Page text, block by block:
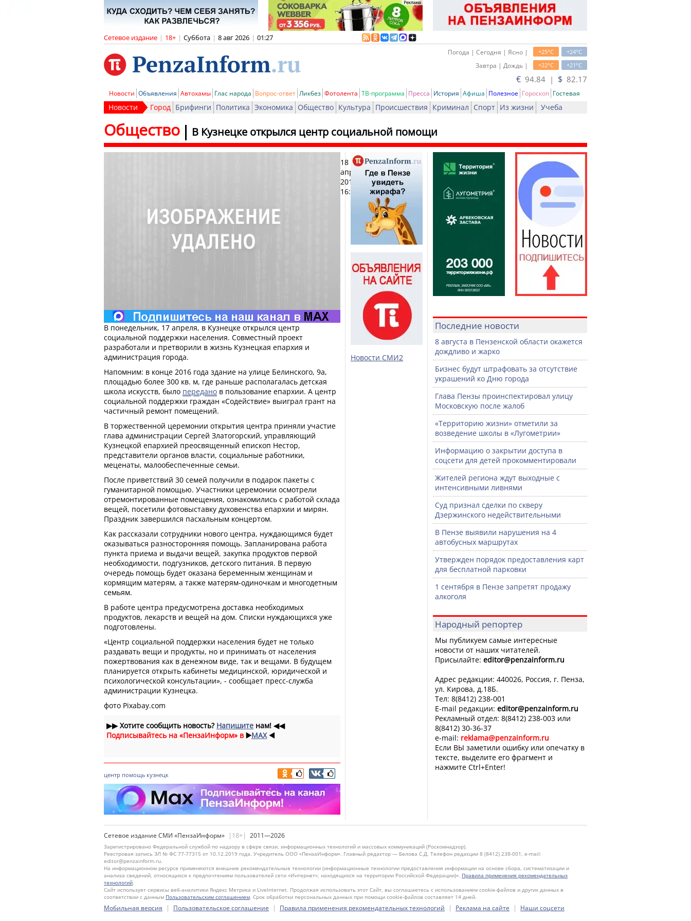
Сетевое издание | 18+ | Суббота | 8 авг 2026 | 01:27
+24oC
+25oC
Погода | Сегодня | Ясно |
+21oC
+22oC
Завтра | Дождь |
€ 94.84 | $ 82.17
Новости Объявления Автохамы Глас народа Вопрос-ответ Ликбез Фотолента ТВ-программа Пресса История Афиша Полезное Гороскоп Гостевая
Новости Город Брифинги Политика Экономика Общество Культура Происшествия Криминал Спорт Из жизни Учеба
В Кузнецке открылся центр социальной помощи
Общество
18
апреля
2017,
16:10
Печать
В понедельник, 17 апреля, в Кузнецке открылся центр
социальной поддержки населения. Совместный проект
разработали и претворили в жизнь Кузнецкая епархия и
администрация города.
Напомним: в конце 2016 года здание на улице Белинского, 9а,
площадью более 300 кв. м, где раньше располагалась детская
школа искусств, было передано в пользование епархии. А центр
социальной поддержки граждан «Содействие» выиграл грант на
частичный ремонт помещений.
В торжественной церемонии открытия центра приняли участие
глава администрации Сергей Златогорский, управляющий
Кузнецкой епархией преосвященный епископ Нестор,
представители органов власти, социальные работники,
меценаты, малообеспеченные семьи.
После приветствий 30 семей получили в подарок пакеты с
гуманитарной помощью. Участники церемонии осмотрели
отремонтированные помещения, ознакомились с работой склада
вещей, посетили фотовыставку духовенства епархии и мирян.
Праздник завершился пасхальным концертом.
Как рассказали сотрудники нового центра, нуждающимся будет
оказываться разносторонняя помощь. Запланирована работа
пункта приема и выдачи вещей, закупка продуктов первой
необходимости, подгузников, детского питания. В первую
очередь помощь будет оказана беременным женщинам и
кормящим матерям, а также матерям-одиночкам и многодетным
семьям.
В работе центра предусмотрена доставка необходимых
продуктов, лекарств и вещей на дом. Списки нуждающихся уже
подготовлены.
«Центр социальной поддержки населения будет не только
раздавать вещи и продукты, но и принимать от населения
пожертвования как в денежном виде, так и вещами. В будущем
планируется открыть кабинеты медицинской, юридической и
психологической консультации», - сообщает пресс-служба
администрации Кузнецка.
фото Pixabay.com
▶▶Хотите сообщить новость? Напишите нам! ◀◀
Подписывайтесь на «ПензаИнформ» в ▶️MAX ◀️
центр помощь кузнецк
Новости СМИ2
Последние новости
8 августа в Пензенской области окажется
дождливо и жарко
Бизнес будут штрафовать за отсутствие
украшений ко Дню города
Глава Пензы проинспектировал улицу
Московскую после жалоб
«Территорию жизни» отметили за
возведение школы в «Лугометрии»
Информацию о закрытии доступа в
соцсети для детей прокомментировали
Жителей региона ждут выходные с
интенсивными ливнями
Суд признал сделки по скверу
Дзержинского недействительными
В Пензе выявили нарушения на 4
автобусных маршрутах
Утвержден порядок предоставления карт
для бесплатной парковки
1 сентября в Пензе запретят продажу
алкоголя
Народный репортер
Мы публикуем самые интересные
новости от наших читателей.
Присылайте: editor@penzainform.ru
Адрес редакции: 440026, Россия, г. Пенза,
ул. Кирова, д.18Б.
Тел: 8(8412) 238-001
E-mail редакции: editor@penzainform.ru
Рекламный отдел: 8(8412) 238-003 или
8(8412) 30-36-37
e-mail: reklama@penzainform.ru
Если ВЫ заметили ошибку или опечатку в
тексте, выделите его фрагмент и
нажмите Ctrl+Enter!
Сетевое издание СМИ «ПензаИнформ» |18+| 2011—2026
Зарегистрировано Федеральной службой по надзору в сфере связи, информационных технологий и массовых коммуникаций (Роскомнадзор).
Реестровая запись ЭЛ № ФС 77-77315 от 10.12.2019 года. Учредитель ООО «ПензаИнформ». Главный редактор — Белова С.Д. Телефон редакции 8 (8412) 238-001, e-mail:
editor@penzainform.ru.
На информационном ресурсе применяются внешние рекомендательные технологии (информационные технологии предоставления информации на основе сбора, систематизации и
анализа сведений, относящихся к предпочтениям пользователей сети «Интернет», находящихся на территории Российской Федерации)». Правила применения рекомендательных
технологий
Сайт использует сервисы веб-аналитики Яндекс Метрика и LiveInternet. Продолжая использовать этот Сайт, вы соглашаетесь с использованием cookie-файлов и других данных в
соответствии с данным Пользовательским соглашением . Срок обработки персональных данных при помощи cookie-файлов составляет 14 дней.
Мобильная версия | Пользовательское соглашение | Правила применения рекомендательных технологий | Реклама на сайте | Наши соцсети